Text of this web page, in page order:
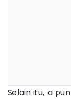
Selain itu, ia